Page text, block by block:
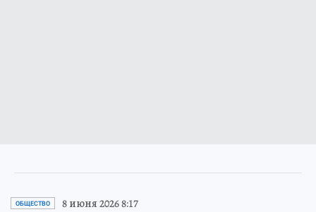
ОБЩЕСТВО 8 июня 2026 8:17